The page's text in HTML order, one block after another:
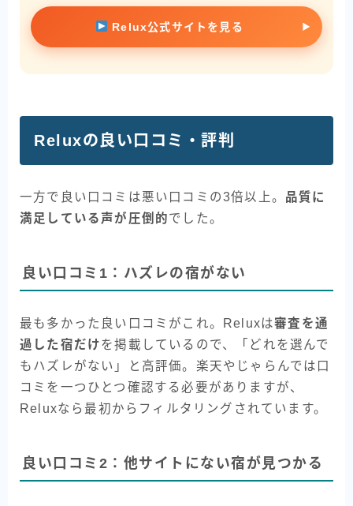
Relux公式サイトを見る
Reluxの良い口コミ・評判
一方で良い口コミは悪い口コミの3倍以上。 品質に
満足している声が圧倒的でした。
良い口コミ1：ハズレの宿がない
最も多かった良い口コミがこれ。Reluxは審査を通
過した宿だけを掲載しているので、「どれを選んで
もハズレがない」と高評価。楽天やじゃらんでは口
コミを一つひとつ確認する必要がありますが、
Reluxなら最初からフィルタリングされています。
良い口コミ2：他サイトにない宿が見つかる